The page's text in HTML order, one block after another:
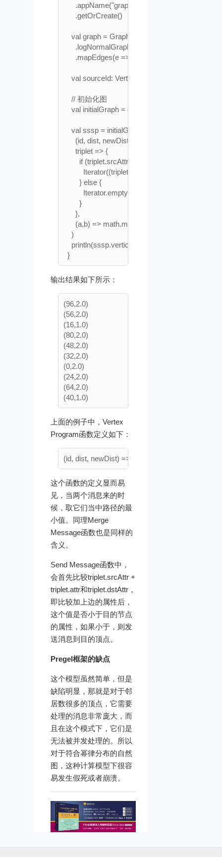
      .appName("graphx demo")
      .getOrCreate()
    val graph = GraphGenerators
.logNormalGraph(spark.sparkContext,
      .mapEdges(e => e.attr.toDouble)
    val sourceId: VertexId = 42     				// 最终的源
    // 初始化图
val initialGraph = graph.mapVertices((id, _)
val sssp =
(id, dist, newDist) => math.min(dist, newDist), 	// Vertex
      triplet => {  								// 发送消息
if (triplet.srcAttr + triplet.attr < triplet.dstAttr)
Iterator((triplet.dstId, triplet.srcAttr +
        } else {
          Iterator.empty
        }
      },
      (a,b) => math.min(a,b) 						// 合并消息
    )
    println(sssp.vertices.take(10).mkString("\n"))
输出结果如下所示：
(96,2.0)
(56,2.0)
(16,1.0)
(80,2.0)
(48,2.0)
(32,2.0)
(0,2.0)
(24,2.0)
(64,2.0)
上面的例子中，Vertex
Program函数定义如下：
这个函数的定义显而易
见，当两个消息来的时
候，取它们当中路径的最
小值。同理Merge
Message函数也是同样的
含义。
Send Message函数中，
会首先比较triplet.srcAttr +
triplet.attr和triplet.dstAttr，
即比较加上边的属性后，
这个值是否小于目的节点
的属性，如果小于，则发
送消息到目的顶点。
Pregel框架的缺点
这个模型虽然简单，但是
缺陷明显，那就是对于邻
居数很多的顶点，它需要
处理的消息非常庞大，而
且在这个模式下，它们是
无法被并发处理的。所以
对于符合幂律分布的自然
图，这种计算模型下很容
易发生假死或者崩溃。